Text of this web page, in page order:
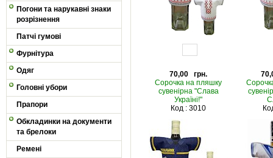
Погони та нарукавні знаки
розрізнення
Патчі гумові
Фурнітура
Одяг
Головні убори
Прапори
Обкладинки на документи
та брелоки
Ремені
70,00 грн.
Сорочка на пляшку
сувенірна "Слава
Україні!"
Код : 3010